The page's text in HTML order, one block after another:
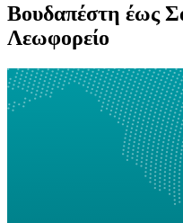
Βουδαπέστη έως
Λεωφορείο